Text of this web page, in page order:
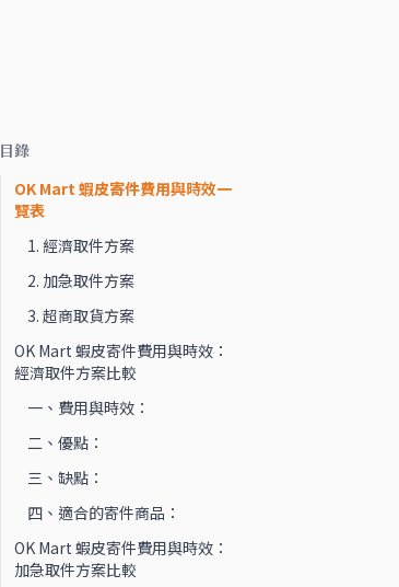
目錄
OK Mart 蝦皮寄件費用與時效一
覽表
1. 經濟取件方案
2. 加急取件方案
3. 超商取貨方案
OK Mart 蝦皮寄件費用與時效：
經濟取件方案比較
一、費用與時效：
二、優點：
三、缺點：
四、適合的寄件商品：
OK Mart 蝦皮寄件費用與時效：
加急取件方案比較